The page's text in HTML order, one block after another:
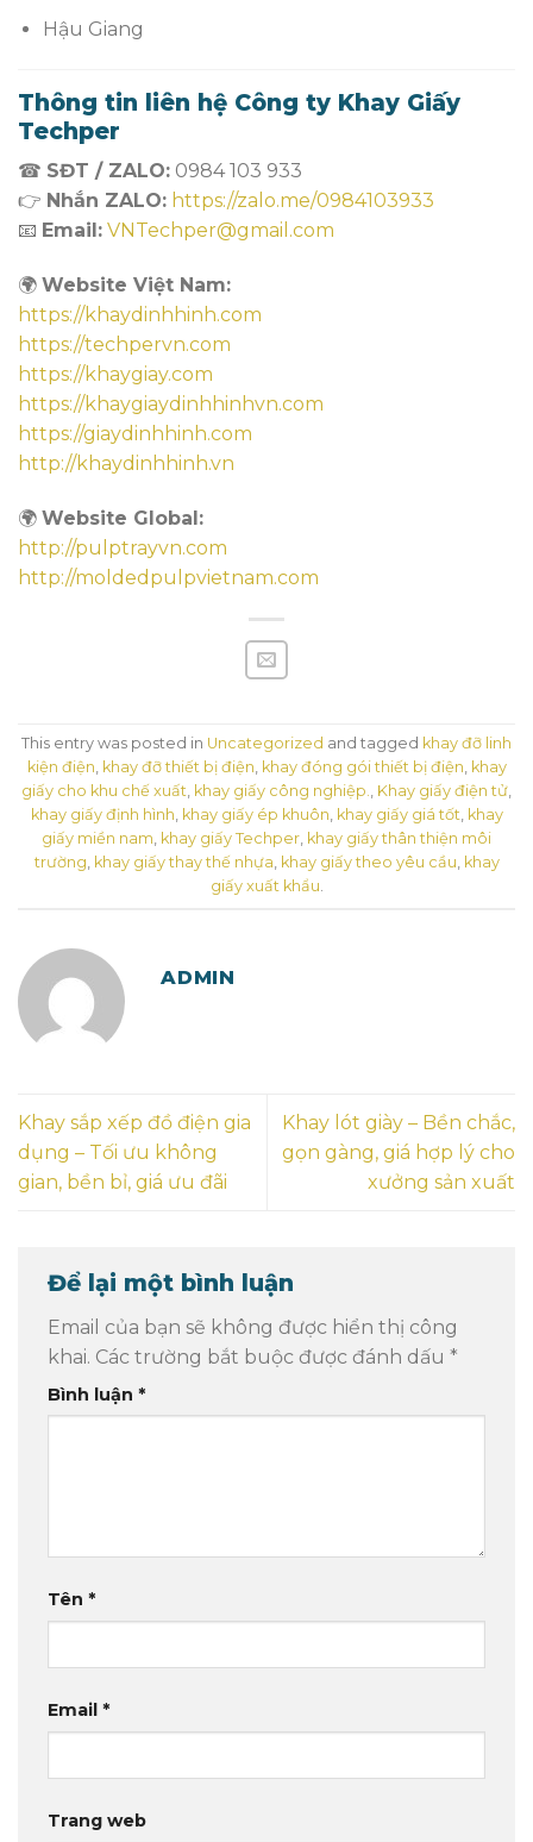
Hậu Giang
Thông tin liên hệ Công ty Khay Giấy
Techper
☎ SĐT / ZALO: 0984 103 933
👉 Nhắn ZALO: https://zalo.me/0984103933
📧 Email: VNTechper@gmail.com
🌍 Website Việt Nam:
https://khaydinhhinh.com
https://techpervn.com
https://khaygiay.com
https://khaygiaydinhhinhvn.com
https://giaydinhhinh.com
http://khaydinhhinh.vn
🌍 Website Global:
http://pulptrayvn.com
http://moldedpulpvietnam.com
This entry was posted in Uncategorized and tagged khay đỡ linh
kiện điện, khay đỡ thiết bị điện, khay đóng gói thiết bị điện, khay
giấy cho khu chế xuất, khay giấy công nghiệp., Khay giấy điện tử,
khay giấy định hình, khay giấy ép khuôn, khay giấy giá tốt, khay
giấy miền nam, khay giấy Techper, khay giấy thân thiện môi
trường, khay giấy thay thế nhựa, khay giấy theo yêu cầu, khay
giấy xuất khẩu.
ADMIN
Khay sắp xếp đồ điện gia
dụng – Tối ưu không
gian, bền bỉ, giá ưu đãi
Khay lót giày – Bền chắc,
gọn gàng, giá hợp lý cho
xưởng sản xuất
Để lại một bình luận
Email của bạn sẽ không được hiển thị công
khai. Các trường bắt buộc được đánh dấu *
Bình luận *
Tên *
Email *
Trang web